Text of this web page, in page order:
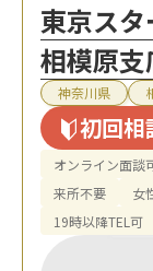
東京ス
相模原支
神奈川県
初回相
オンライン面談
来所不要
女
19時以降TEL可